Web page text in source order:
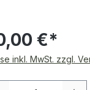
€*
inkl. MwSt. zzgl.